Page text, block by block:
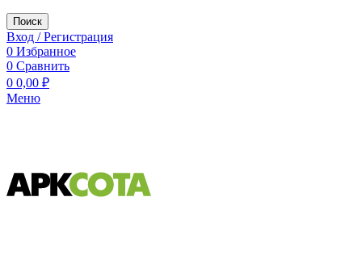
Поиск
Вход / Регистрация
0 Избранное
0 Сравнить
0 0,00 ₽
Меню